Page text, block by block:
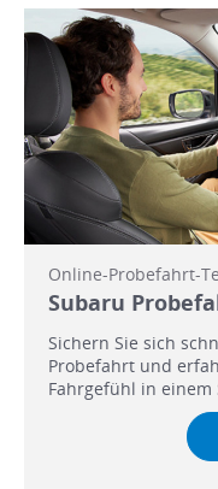
Online-Probefahrt-
Subaru
Sichern Sie sich
Probefahrt und
Fahrgefühl in einem